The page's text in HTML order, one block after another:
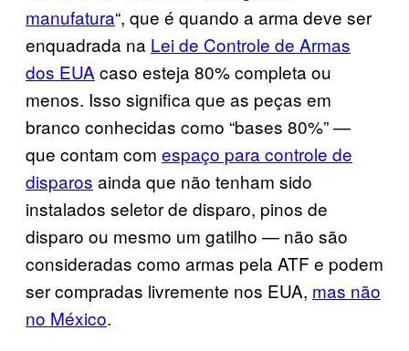
manufatura“, que é quando a arma deve ser
enquadrada na Lei de Controle de Armas
dos EUA caso esteja 80% completa ou
menos. Isso significa que as peças em
branco conhecidas como “bases 80%” —
que contam com espaço para controle de
disparos ainda que não tenham sido
instalados seletor de disparo, pinos de
disparo ou mesmo um gatilho — não são
consideradas como armas pela ATF e podem
ser compradas livremente nos EUA, mas não
no México.